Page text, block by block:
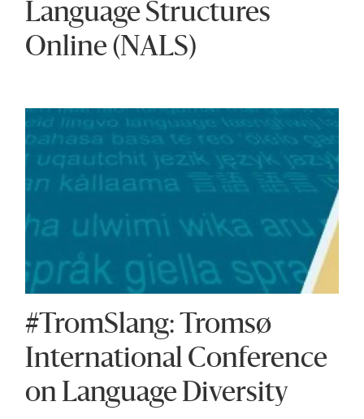
Language Structures
Online (NALS)
#TromSlang: Tromsø
International Conference
on Language Diversity